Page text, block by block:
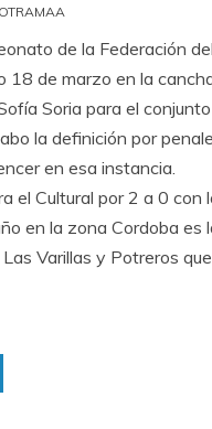
de la Federación
18 de marzo en la
Soria para el conjunto
la definición por
en esa instancia.
el Cultural por 2 a 0
en la zona Cordoba
Varillas y Potreros